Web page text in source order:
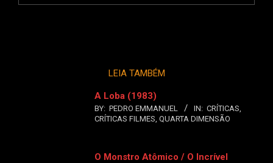
LEIA TAMBÉM
A Loba (1983)
BY: PEDRO EMMANUEL IN: CRÍTICAS,
CRÍTICAS FILMES, QUARTA DIMENSÃO
O Monstro Atômico / O Incrível